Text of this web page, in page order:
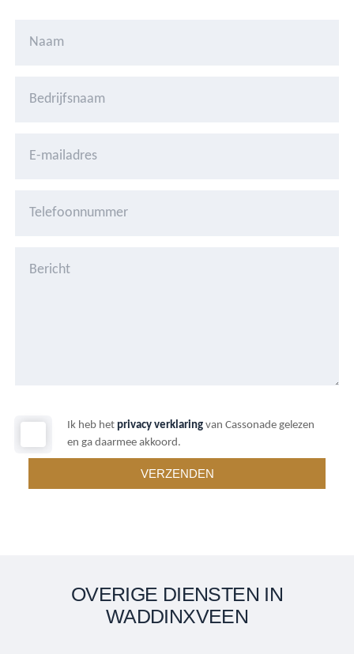
Ik heb het privacy verklaring van Cassonade gelezen
en ga daarmee akkoord.
OVERIGE DIENSTEN IN
WADDINXVEEN